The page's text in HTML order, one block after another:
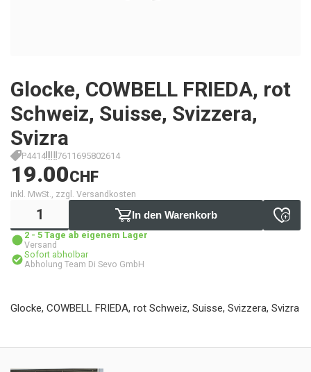
Glocke, COWBELL FRIEDA, rot
Schweiz, Suisse, Svizzera,
Svizra
P4414 7611695802614
19.00CHF
inkl. MwSt., zzgl. Versandkosten
In den Warenkorb
2 - 5 Tage ab eigenem Lager
Versand
Sofort abholbar
Abholung Team Di Sevo GmbH
Glocke, COWBELL FRIEDA, rot Schweiz, Suisse, Svizzera, Svizra